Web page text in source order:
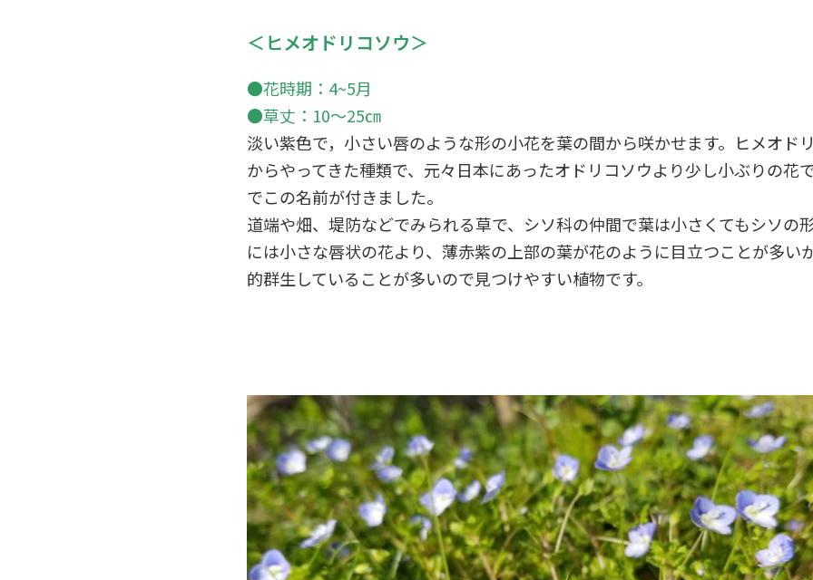
＜ヒメオドリコソウ＞
●花時期：4~5月
●草丈：10～25㎝
淡い紫色で，小さい唇のような形の小花を葉の間から咲かせます。ヒメオド
からやってきた種類で、元々日本にあったオドリコソウより少し小ぶりの花
でこの名前が付きました。
道端や畑、堤防などでみられる草で、シソ科の仲間で葉は小さくてもシソの
には小さな唇状の花より、薄赤紫の上部の葉が花のように目立つことが多い
的群生していることが多いので見つけやすい植物です。